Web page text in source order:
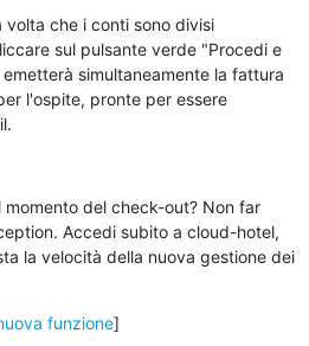
volta che i conti sono divisi
sul pulsante verde "Procedi e
simultaneamente la fattura
l'ospite, pronte per essere
del check-out? Non far
Accedi subito a cloud-hotel,
la velocità della nuova gestione dei
funzione]